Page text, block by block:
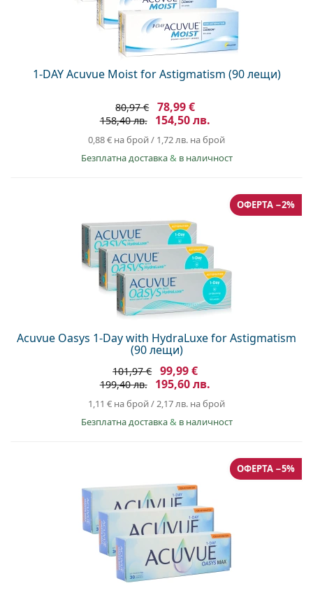
1-DAY Acuvue Moist for Astigmatism (90 лещи)
80,97 € 78,99 €
158,40 лв. 154,50 лв.
0,88 € на брой/ 1,72 лв. на брой
Безплатна доставка& в наличност
Acuvue Oasys 1-Day with HydraLuxe for Astigmatism
(90 лещи)
ОФЕРТА −2%
101,97 € 99,99 €
199,40 лв. 195,60 лв.
1,11 € на брой/ 2,17 лв. на брой
Безплатна доставка& в наличност
ОФЕРТА −5%